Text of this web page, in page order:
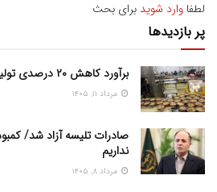
لطفا وارد شوید برای بحث
پر بازدیدها
برآورد کاهش ۲۰ درصدی تولید کنسرو ماهی
مرداد ۱۱, ۱۴۰۵
صادرات تلیسه آزاد شد/
نداریم
مرداد ۸, ۱۴۰۵